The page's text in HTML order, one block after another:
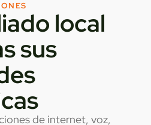
local
sus
de internet, voz,